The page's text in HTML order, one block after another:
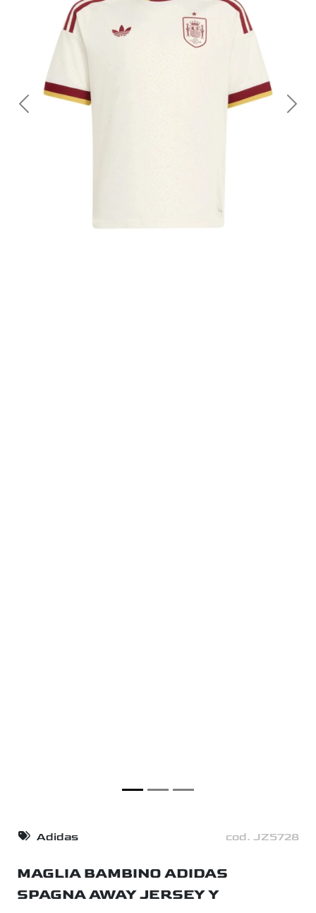
Previous
Adidas cod. JZ5728
MAGLIA BAMBINO ADIDAS
SPAGNA AWAY JERSEY Y